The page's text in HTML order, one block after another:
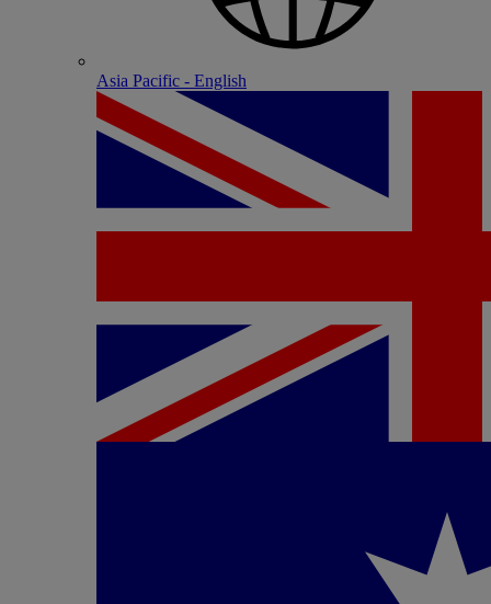
Asia Pacific - English